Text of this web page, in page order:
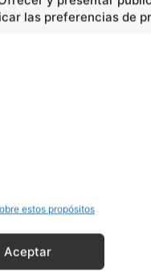
las preferencias de
estos propósitos
Aceptar